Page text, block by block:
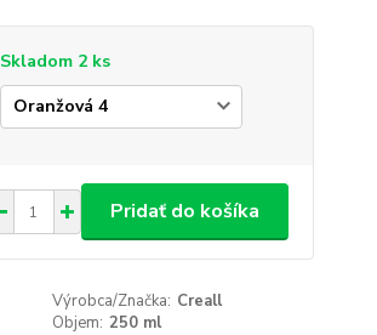
Skladom 2 ks
Pridať do košíka
Výrobca/Značka: Creall
Objem: 250 ml